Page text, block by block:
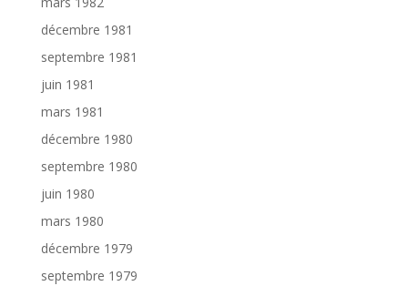
décembre 1981
septembre 1981
juin 1981
mars 1981
décembre 1980
septembre 1980
juin 1980
mars 1980
décembre 1979
septembre 1979